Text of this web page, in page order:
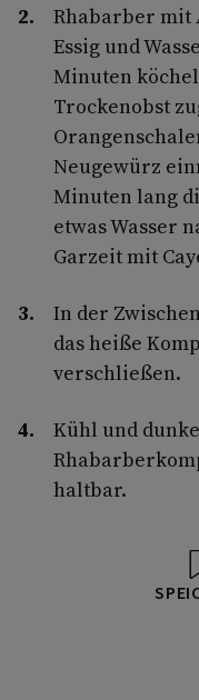
Rhabarber mit
Essig und
Minuten
Trockenobst
Neugewürz
Minuten lang
etwas Wasser
Garzeit mit
In der
das heiße
verschließen.
Kühl und
haltbar.